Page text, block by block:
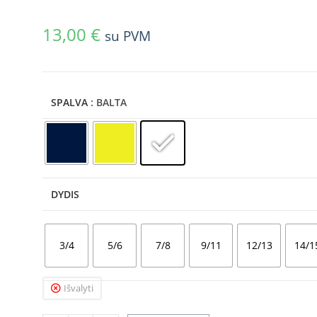
13,00 € su PVM
SPALVA : BALTA
DYDIS
3/4 5/6 7/8 9/11 12/13 14/
Išvalyti